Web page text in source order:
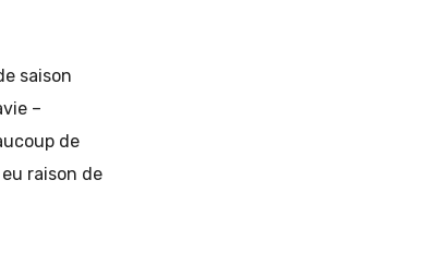
saison
–
de
raison de